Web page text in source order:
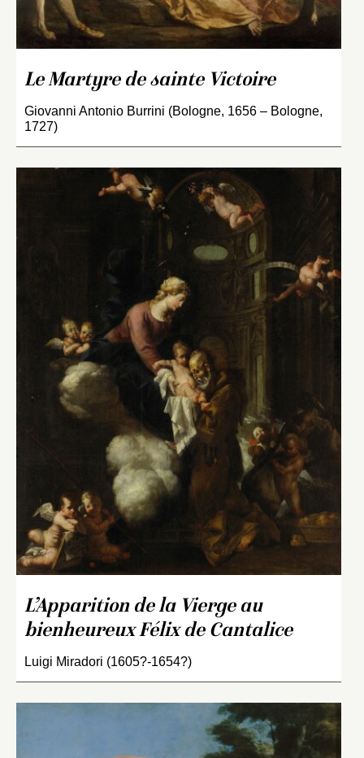
Le Martyre de sainte Victoire
Giovanni Antonio Burrini (Bologne, 1656 – Bologne,
1727)
L’Apparition de la Vierge au
bienheureux Félix de Cantalice
Luigi Miradori (1605?-1654?)